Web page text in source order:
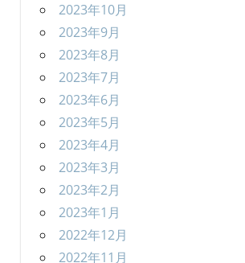
2023年10月
2023年9月
2023年8月
2023年7月
2023年6月
2023年5月
2023年4月
2023年3月
2023年2月
2023年1月
2022年12月
2022年11月